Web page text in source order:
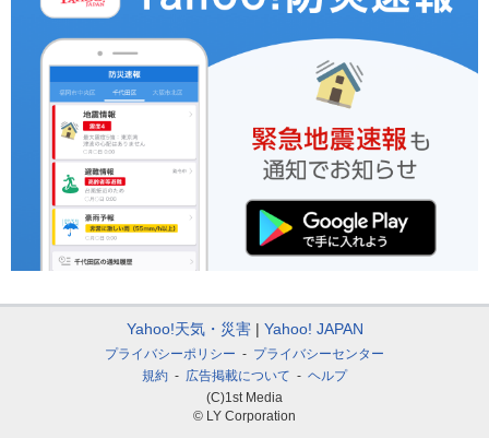
Yahoo!天気・災害 Yahoo! JAPAN
プライバシーポリシー
プライバシーセンター
規約
広告掲載について
ヘルプ
(C)1st Media
© LY Corporation